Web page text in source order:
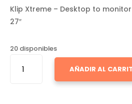
Klip Xtreme – Desktop to
27″
20 disponibles
XTREME
AÑADIR AL